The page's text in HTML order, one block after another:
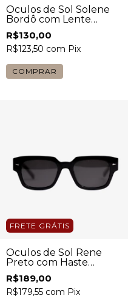
Óculos de Sol Solene
Bordô com Lente
Marrom Unissex
R$130,00
R$123,50 com Pix
COMPRAR
FRETE GRÁTIS
Óculos de Sol Rene
Preto com Haste
Tartaruga Feminino
R$189,00
R$179,55 com Pix